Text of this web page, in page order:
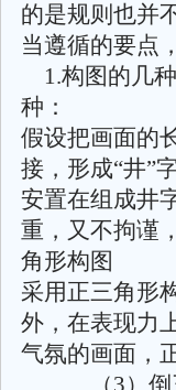
的是规则也并
当遵循的要
1.构图的
种： （1
假设把画面的
接，形成“井”
安置在组成井
重，又不拘
角形构图 构
采用正三角形
外，在表现力
气氛的画面，
（3）倒